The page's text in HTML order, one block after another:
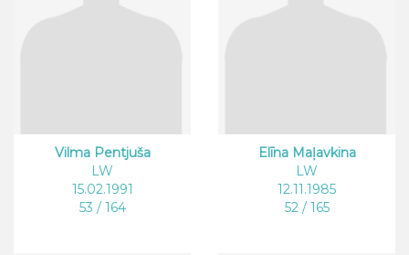
Vilma Pentjuša
LW
15.02.1991
53 / 164
Elīna Maļavkina
LW
12.11.1985
52 / 165